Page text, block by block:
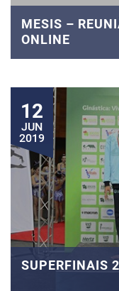
MESIS –
ONLINE
12
JUN
2019
SUPERFINAIS